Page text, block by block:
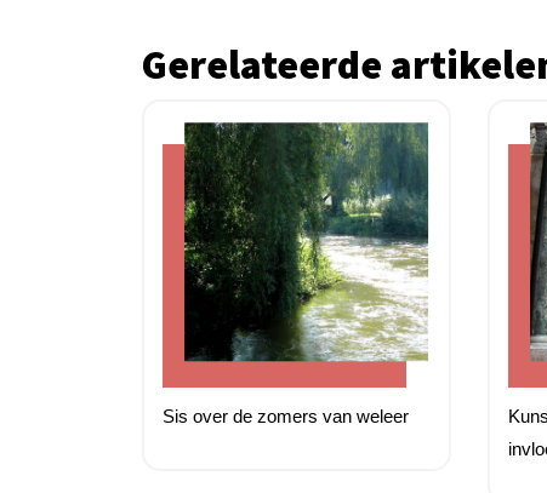
Gerelateerde
Sis over de zomers van weleer